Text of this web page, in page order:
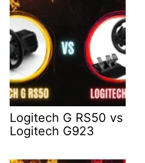
Logitech G RS50 vs
Logitech G923